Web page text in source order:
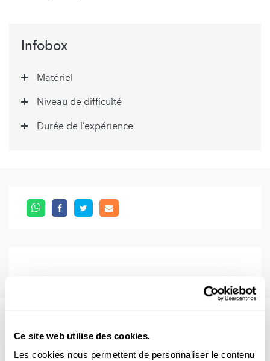
Ce site web utilise des cookies.
Les cookies nous permettent de personnaliser le contenu
Infobox
Matériel
Niveau de difficulté
Durée de l’expérience
Aussi intéréssant